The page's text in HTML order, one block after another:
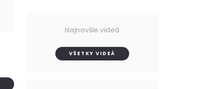
Najnovšie videá
VŠETKY VIDEÁ